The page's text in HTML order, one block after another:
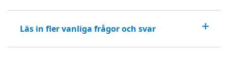
Läs in fler vanliga frågor och svar